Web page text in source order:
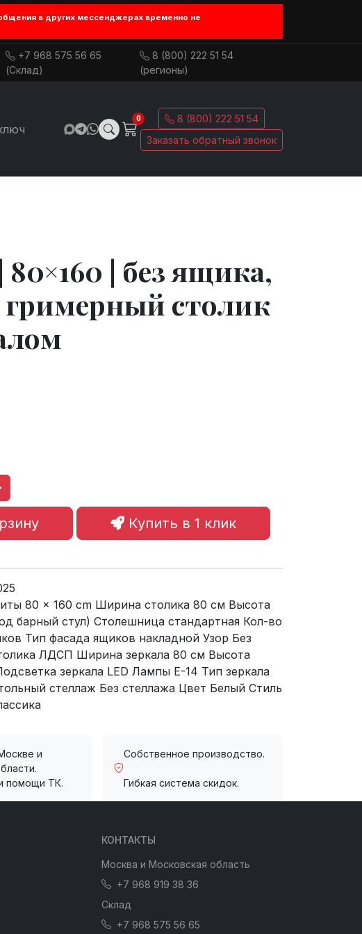
в других мессенджерах временно не
+7 968 575 56 65
(Склад)
8 (800) 222 51 54
(регионы)
0
8 (800) 222 51 54
Заказать обратный звонок
80×160 | без ящика,
столик
Купить в 1 клик
80 × 160 cm Ширина столика 80 см Высота
барный стул) Столешница стандартная Кол-во
Тип фасада ящиков накладной Узор Без
ЛДСП Ширина зеркала 80 см Высота
зеркала LED Лампы E-14 Тип зеркала
стеллаж Без стеллажа Цвет Белый Стиль
и
помощи ТК.
Собственное производство.
Гибкая система скидок.
КОНТАКТЫ
Москва и Московская область
+7 968 919 38 36
Склад
+7 968 575 56 65